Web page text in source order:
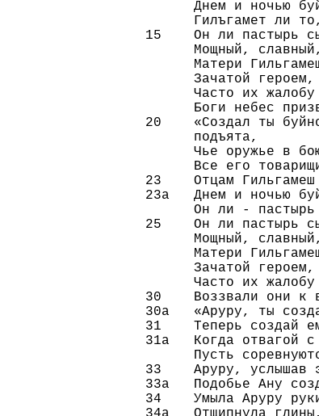
Днем и ночью
Гилъгамет ли
15    Он ли пастырь
Мощный,
Матери
Зачатой
Часто их жалобу
Боги небес
20    «Создал ты
      подъята,
Чье оружье в
Все его
23    Отцам Гильгамеш
23а   Днем и ночью
Он ли -
25    Он ли пастырь
Мощный,
Матери
Зачатой
Часто их жалобу
30    Воззвали они к
30а   «Аруру, ты
31    Теперь создай
31а   Когда отвагой с
Пусть
33    Аруру, услышав
33а   Подобье Ану
34    Умыла Аруру